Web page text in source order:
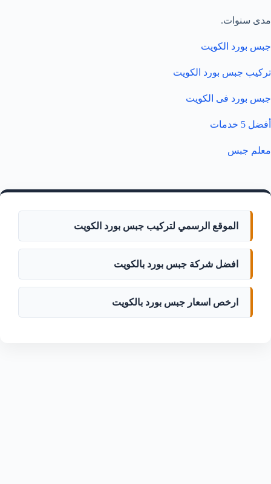
مدى سنوات.
جبس بورد الكويت
تركيب جبس بورد الكويت
جبس بورد فى الكويت
أفضل 5 خدمات
معلم جبس
الموقع الرسمي لتركيب جبس بورد الكويت
افضل شركة جبس بورد بالكويت
ارخص اسعار جبس بورد بالكويت